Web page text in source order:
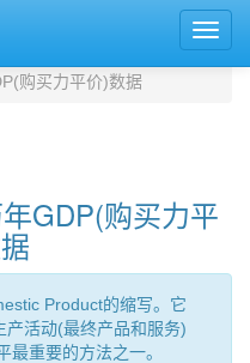
购买力平价)数据
GDP(购买力平
Product的缩写。它
活动(最终产品和服务)
最重要的方法之一。